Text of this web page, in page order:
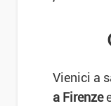
Vienici a
a Firenze